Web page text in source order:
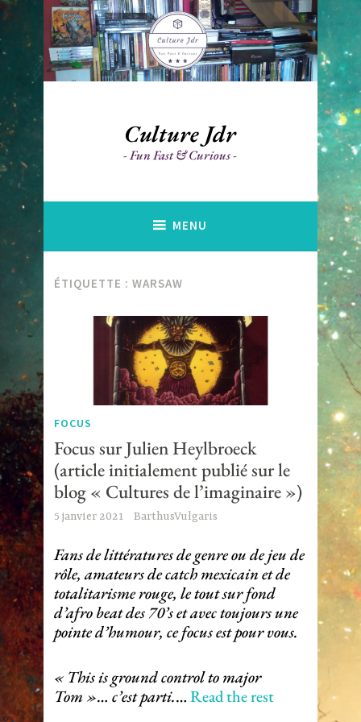
Accéder
au
contenu
principal
Culture Jdr
Fun Fast & Curious
MENU
ÉTIQUETTE :WARSAW
FOCUS
Focus sur Julien Heylbroeck
(article initialement publié sur le
blog « Cultures de l’imaginaire »)
5 janvier 2021 BarthusVulgaris
Fans de littératures de genre ou de jeu de
rôle, amateurs de catch mexicain et de
totalitarisme rouge, le tout sur fond
d’afro beat des 70’s et avec toujours une
pointe d’humour, ce focus est pour vous.
« This is ground control to major
Tom »… c’est parti.…Read the rest